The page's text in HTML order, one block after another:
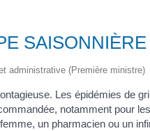
SAISONNIÈRE
administrative (Première ministre)
Les épidémies de
notamment pour
un pharmacien ou un